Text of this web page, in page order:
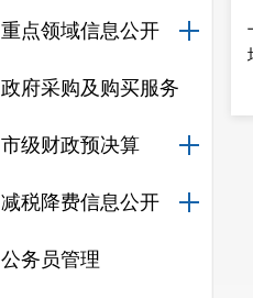
重点领域信息公开
政府采购及购买服务
市级财政预决算
减税降费信息公开
公务员管理